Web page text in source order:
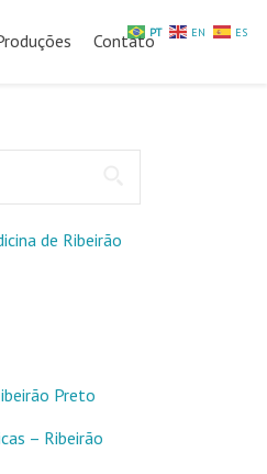
Contato
de Ribeirão
Preto
– Ribeirão
PT EN ES